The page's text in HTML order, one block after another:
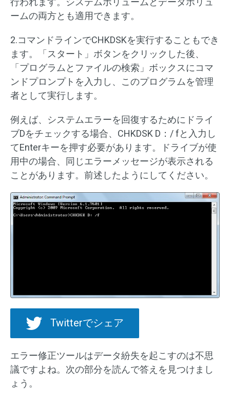
ームの両方とも適用できます。
2.コマンドラインでCHKDSKを実行することもでき
ます。「スタート」ボタンをクリックした後、
「プログラムとファイルの検索」ボックスにコマ
ンドプロンプトを入力し、このプログラムを管理
者として実行します。
例えば、システムエラーを回復するためにドライ
ブDをチェックする場合、CHKDSK D：/ fと入力し
てEnterキーを押す必要があります。ドライブが使
用中の場合、同じエラーメッセージが表示される
ことがあります。前述したようにしてください。
Twitterでシェア
エラー修正ツールはデータ紛失を起こすのは不思
議ですよね。次の部分を読んで答えを見つけまし
ょう。